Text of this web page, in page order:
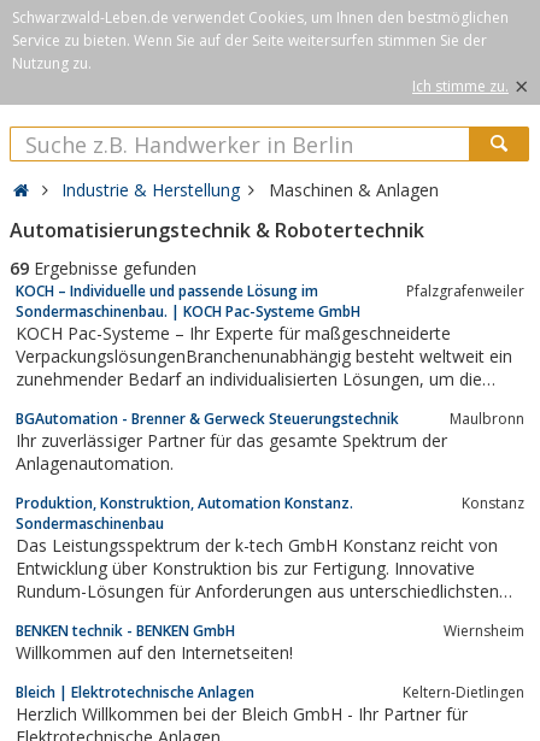
Schwarzwald-Leben.de verwendet Cookies, um Ihnen den bestmöglichen
Service zu bieten. Wenn Sie auf der Seite weitersurfen stimmen Sie der
Nutzung zu.
Ich stimme zu. ×
Industrie & Herstellung Maschinen & Anlagen
Automatisierungstechnik & Robotertechnik
69 Ergebnisse gefunden
KOCH – Individuelle und passende Lösung im
Sondermaschinenbau. | KOCH Pac-Systeme GmbH
Pfalzgrafenweiler
KOCH Pac-Systeme – Ihr Experte für maßgeschneiderte
VerpackungslösungenBranchenunabhängig besteht weltweit ein
zunehmender Bedarf an individualisierten Lösungen, um die
im Konsumgüter- und Industriebereich, in der Kosmetik- und
Körperpflege oder im wachsenden...
BGAutomation - Brenner & Gerweck Steuerungstechnik Maulbronn
Ihr zuverlässiger Partner für das gesamte Spektrum der
Anlagenautomation.
Produktion, Konstruktion, Automation Konstanz.
Sondermaschinenbau
Konstanz
Das Leistungsspektrum der k-tech GmbH Konstanz reicht von
Entwicklung über Konstruktion bis zur Fertigung. Innovative
Rundum-Lösungen für Anforderungen aus unterschiedlichsten
BENKEN technik - BENKEN GmbH Wiernsheim
Willkommen auf den Internetseiten!
Bleich | Elektrotechnische Anlagen Keltern-Dietlingen
Herzlich Willkommen bei der Bleich GmbH - Ihr Partner für